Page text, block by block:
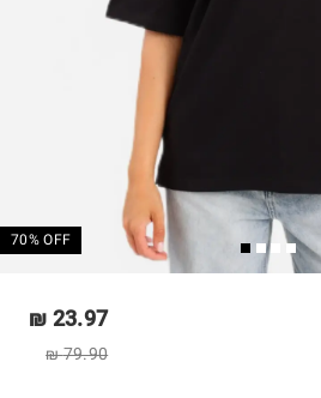
70% OFF
23.97 ₪
79.90 ₪